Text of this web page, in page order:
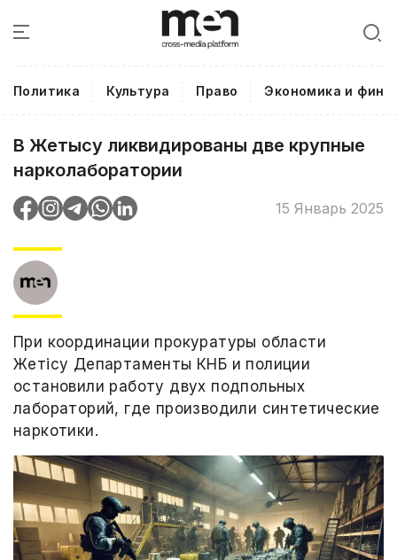
Политика Культура Право Экономика и
В Жетысу ликвидированы две крупные
нарколаборатории
15 Январь 2025
При координации прокуратуры области
Жетісу Департаменты КНБ и полиции
остановили работу двух подпольных
лабораторий, где производили синтетические
наркотики.